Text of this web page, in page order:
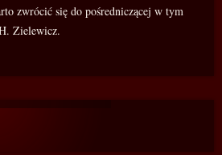
zwrócić się do pośredniczącej w tym
Zielewicz.